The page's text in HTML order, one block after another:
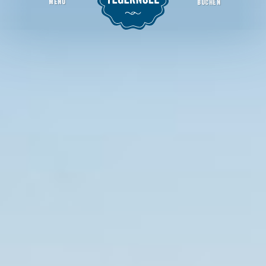
Rodelverleih Wallbergbahn
MENU BUCHEN